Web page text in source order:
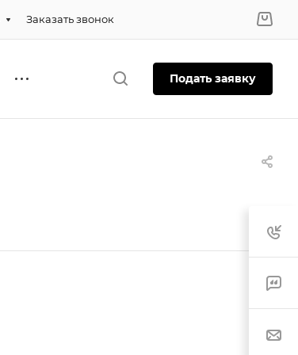
Заказать звонок
Подать заявку